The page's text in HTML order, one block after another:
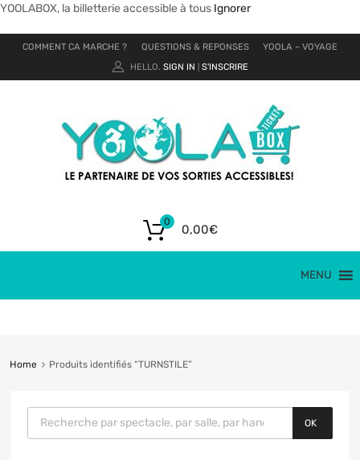
YOOLABOX, la billetterie accessible à tous Ignorer
COMMENT CA MARCHE ? QUESTIONS & REPONSES
YOOLA – VOYAGE
HELLO. SIGN IN S'INSCRIRE
0,00€
0
MENU
Home Produits identifiés “TURNSTILE”
OK